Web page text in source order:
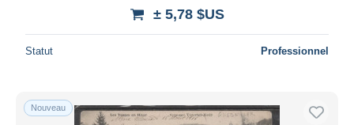
± 5,78 $US
Statut Professionnel
Nouveau